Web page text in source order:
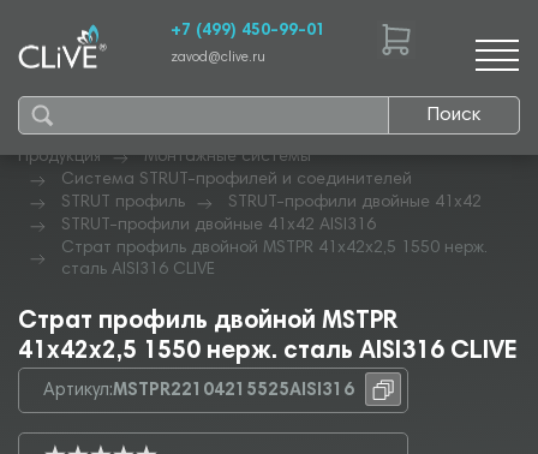
Поиск
+7 (499) 450-99-01
zavod@clive.ru
Продукция
Монтажные системы
Система STRUT-профилей и соединителей
STRUT профиль
STRUT-профили двойные 41х42
STRUT-профили двойные 41х42 AISI316
Страт профиль двойной MSTPR 41х42х2,5 1550 нерж.
сталь AISI316 CLIVE
Страт профиль двойной MSTPR
41х42х2,5 1550 нерж. сталь AISI316 CLIVE
Артикул:MSTPR22104215525AISI316